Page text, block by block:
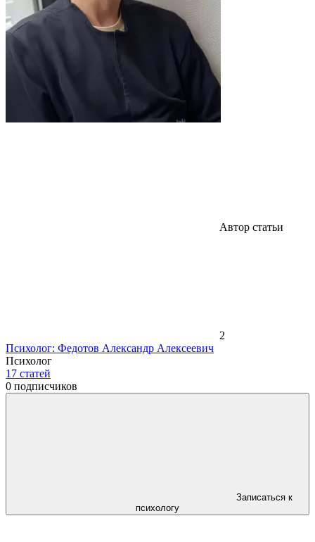
Автор статьи
2
Психолог: Федотов Александр Алексеевич
Психолог
17 статей
0 подписчиков
психологу